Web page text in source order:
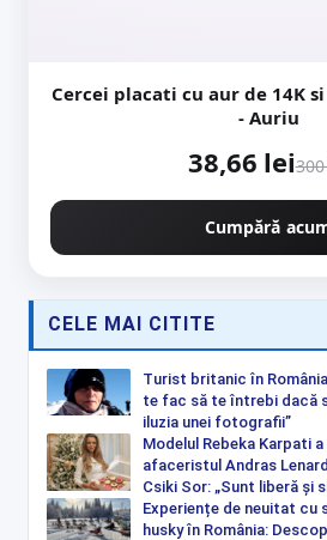
Cercei placati cu aur de 14K
- Auriu
38,66 lei
Cumpără
CELE MAI CITITE
Turist britanic în
te fac să te întrebi dacă
iluzia unei fotografii”
Modelul Rebeka Karpati
afaceristul Andras
Csiki Sor: „Sunt liberă și
Experiențe de neuitat cu
husky în România: